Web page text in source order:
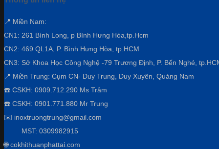
📍 Miền Nam:
CN1: 261 Bình Long, p Bình Hưng Hòa, tp.Hcm
CN2: 469 QL1A, P. Bình Hưng Hòa, tp.HCM
CN3: Sở Khoa Học Công Nghệ -79 Trương Định, P. Bến Nghé,
📍 Miền Trung: Cụm CN- Duy Trung, Duy Xuyên, Quảng Nam
☎️ CSKH: 0909.712.290 Ms Trâm
☎️ CSKH: 0901.771.880 Mr Trung
✉️ inoxtruongtrung@gmail.com
MST: 0309982915
🌐 cokhithuanphattai.com